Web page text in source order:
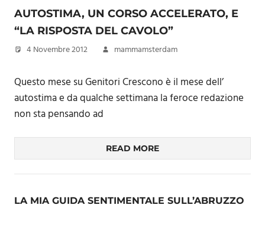
AUTOSTIMA, UN CORSO ACCELERATO, E
“LA RISPOSTA DEL CAVOLO”
4 Novembre 2012 mammamsterdam
Questo mese su Genitori Crescono è il mese dell’
autostima e da qualche settimana la feroce redazione
non sta pensando ad
READ MORE
LA MIA GUIDA SENTIMENTALE SULL’ABRUZZO